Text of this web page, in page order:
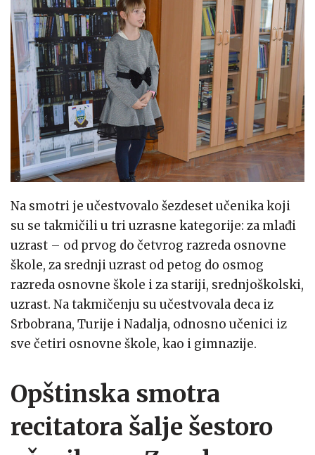
Na smotri je učestvovalo šezdeset učenika koji
su se takmičili u tri uzrasne kategorije: za mlađi
uzrast – od prvog do četvrog razreda osnovne
škole, za srednji uzrast od petog do osmog
razreda osnovne škole i za stariji, srednjoškolski,
uzrast. Na takmičenju su učestvovala deca iz
Srbobrana, Turije i Nadalja, odnosno učenici iz
sve četiri osnovne škole, kao i gimnazije.
Opštinska smotra
recitatora šalje šestoro